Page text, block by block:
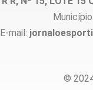
Município:
E-mail:
©